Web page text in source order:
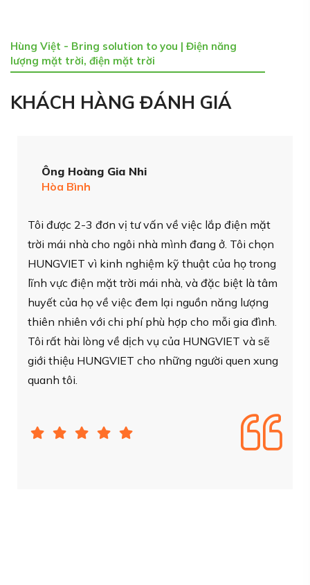
Hùng Việt - Bring solution to you | Điện năng
lượng mặt trời, điện mặt trời
KHÁCH HÀNG ĐÁNH GIÁ
Ông Nguyễn Đức Trọng
Giám Đốc Công Ty CP Đại Dương Solar
Chúng tôi đã quyết định đầu tư lắp đặt hệ thống
điện mặt trời áp mái tại khu vực nhiều nắng là Cà
Mau để bán điện cho Điện Lực. Bằng một mối
lương duyên nào đó, chúng tôi đã gặp gỡ, tin
tưởng và lựa chọn HUNGVIET làm EPC và cảm
thấy đây là 1 quyết định vô cùng đúng đắn. Dịch
vụ của HUNGVIET rất tốt. Từ việc khảo sát, tư
vấn cho đến suốt quá trình lắp đặt, bảo trì đều an
toàn, nhanh chóng và quan trọng là rất hiệu quả